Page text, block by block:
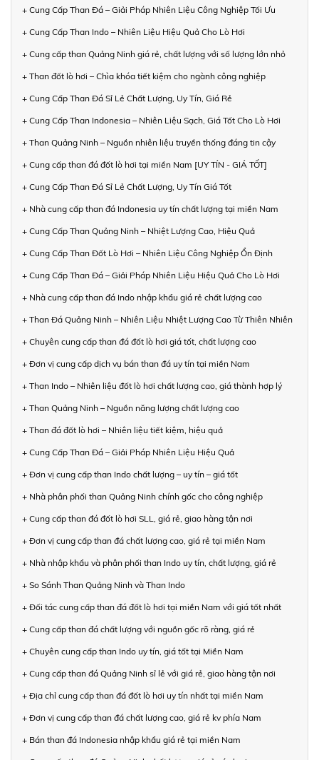
+ Cung Cấp Than Đá – Giải Pháp Nhiên Liệu Công Nghiệp Tối Ưu
+ Cung Cấp Than Indo – Nhiên Liệu Hiệu Quả Cho Lò Hơi
+ Cung cấp than Quảng Ninh giá rẻ, chất lượng với số lượng lớn nhỏ
+ Than đốt lò hơi – Chìa khóa tiết kiệm cho ngành công nghiệp
+ Cung Cấp Than Đá Sỉ Lẻ Chất Lượng, Uy Tín, Giá Rẻ
+ Cung Cấp Than Indonesia – Nhiên Liệu Sạch, Giá Tốt Cho Lò Hơi
+ Than Quảng Ninh – Nguồn nhiên liệu truyền thống đáng tin cậy
+ Cung cấp than đá đốt lò hơi tại miền Nam [UY TÍN - GIÁ TỐT]
+ Cung Cấp Than Đá Sỉ Lẻ Chất Lượng, Uy Tín Giá Tốt
+ Nhà cung cấp than đá Indonesia uy tín chất lượng tại miền Nam
+ Cung Cấp Than Quảng Ninh – Nhiệt Lượng Cao, Hiệu Quả
+ Cung Cấp Than Đốt Lò Hơi – Nhiên Liệu Công Nghiệp Ổn Định
+ Cung Cấp Than Đá – Giải Pháp Nhiên Liệu Hiệu Quả Cho Lò Hơi
+ Nhà cung cấp than đá Indo nhập khẩu giá rẻ chất lượng cao
+ Than Đá Quảng Ninh – Nhiên Liệu Nhiệt Lượng Cao Từ Thiên Nhiên
+ Chuyên cung cấp than đá đốt lò hơi giá tốt, chất lượng cao
+ Đơn vị cung cấp dịch vụ bán than đá uy tín tại miền Nam
+ Than Indo – Nhiên liệu đốt lò hơi chất lượng cao, giá thành hợp lý
+ Than Quảng Ninh – Nguồn năng lượng chất lượng cao
+ Than đá đốt lò hơi – Nhiên liệu tiết kiệm, hiệu quả
+ Cung Cấp Than Đá – Giải Pháp Nhiên Liệu Hiệu Quả
+ Đơn vị cung cấp than Indo chất lượng – uy tín – giá tốt
+ Nhà phân phối than Quảng Ninh chính gốc cho công nghiệp
+ Cung cấp than đá đốt lò hơi SLL, giá rẻ, giao hàng tận nơi
+ Đơn vị cung cấp than đá chất lượng cao, giá rẻ tại miền Nam
+ Nhà nhập khẩu và phân phối than Indo uy tín, chất lượng, giá rẻ
+ So Sánh Than Quảng Ninh và Than Indo
+ Đối tác cung cấp than đá đốt lò hơi tại miền Nam với giá tốt nhất
+ Cung cấp than đá chất lượng với nguồn gốc rõ ràng, giá rẻ
+ Chuyên cung cấp than Indo uy tín, giá tốt tại Miền Nam
+ Cung cấp than đá Quảng Ninh sỉ lẻ với giá rẻ, giao hàng tận nơi
+ Địa chỉ cung cấp than đá đốt lò hơi uy tín nhất tại miền Nam
+ Đơn vị cung cấp than đá chất lượng cao, giá rẻ kv phía Nam
+ Bán than đá Indonesia nhập khẩu giá rẻ tại miền Nam